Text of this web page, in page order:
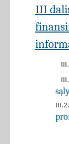
III